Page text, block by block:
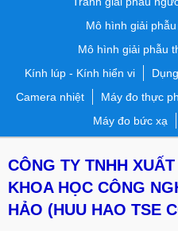
Mô hình giải
Mô hình giải phẫu
Kính lúp - Kính hiển vi
Camera nhiệt
Máy đo thực
Máy đo bức xạ
CÔNG TY TNHH
KHOA HỌC CÔNG
HẢO (HUU HAO TSE